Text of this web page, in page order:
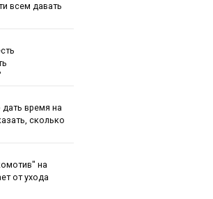
всем давать
время на
сколько
на
от ухода